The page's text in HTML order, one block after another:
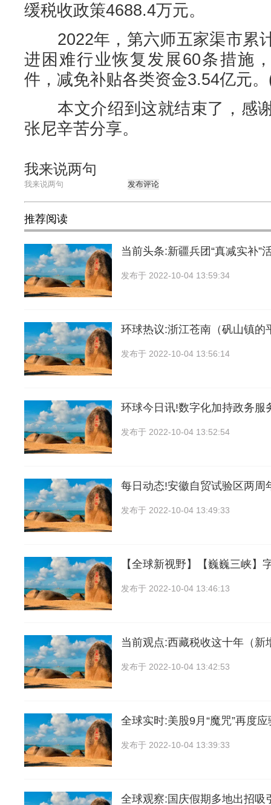
缓税收政策4688.4万元。
2022年，第六师五家渠市累
进困难行业恢复发展60条措施
件，减免补贴各类资金3.54亿元
本文介绍到这就结束了，感
张尼辛苦分享。
我来说两句
发布评论
推荐阅读
当前头条:新疆兵团“真减实补”
发布于 2022-10-04 13:59:34
环球热议:浙江苍南（矾山镇的
发布于 2022-10-04 13:56:14
环球今日讯!数字化加持政务服
发布于 2022-10-04 13:52:54
每日动态!安徽自贸试验区两周
发布于 2022-10-04 13:49:33
【全球新视野】【巍巍三峡】
发布于 2022-10-04 13:46:13
当前观点:西藏税收这十年（新
发布于 2022-10-04 13:42:53
全球实时:美股9月“魔咒”再度
发布于 2022-10-04 13:39:33
全球观察:国庆假期多地出招吸